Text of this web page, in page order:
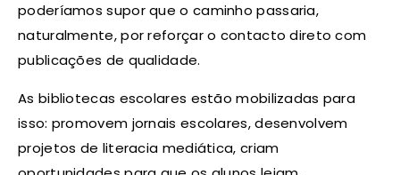
poderíamos supor que o caminho passaria,
naturalmente, por reforçar o contacto direto com
publicações de qualidade.
As bibliotecas escolares estão mobilizadas para
isso: promovem jornais escolares, desenvolvem
projetos de literacia mediática, criam